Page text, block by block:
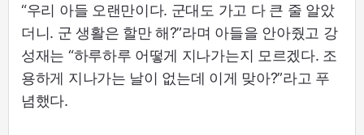
“우리 아들 오랜만이다. 군대도 가고 다 큰 줄 알았
더니. 군 생활은 할만 해?”라며 아들을 안아줬고 강
성재는 “하루하루 어떻게 지나가는지 모르겠다. 조
용하게 지나가는 날이 없는데 이게 맞아?”라고 푸
념했다.